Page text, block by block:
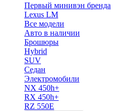
Первый минивэн бренда
Lexus LM
Все модели
Авто в наличии
Брошюры
Hybrid
SUV
Седан
Электромобили
NX 450h+
RX 450h+
RZ 550E